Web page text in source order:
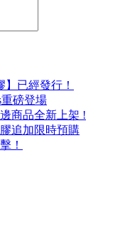
已經發行！
磅登場
商品全新上架 !
追加限時預購
！